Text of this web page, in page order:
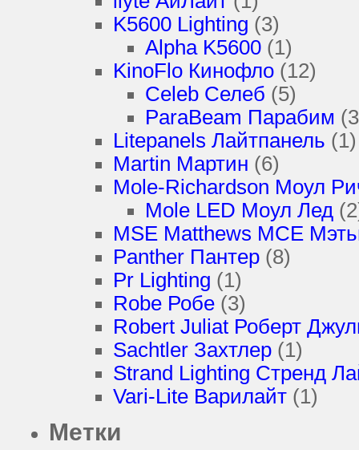
K5600 Lighting (3)
Alpha K5600 (1)
KinoFlo Кинофло (12)
Celeb Селеб (5)
ParaBeam Парабим
Litepanels Лайтпанель (1)
Martin Мартин (6)
Mole-Richardson Моул
Mole LED Моул Лед
MSE Matthews МСЕ
Panther Пантер (8)
Pr Lighting (1)
Robe Робе (3)
Robert Juliat Роберт
Sachtler Захтлер (1)
Strand Lighting Стренд
Vari-Lite Варилайт (1)
Метки